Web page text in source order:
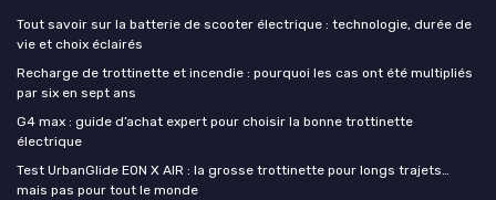
Tout savoir sur la batterie de scooter électrique : technologie, durée de
vie et choix éclairés
Recharge de trottinette et incendie : pourquoi les cas ont été multipliés
par six en sept ans
G4 max : guide d’achat expert pour choisir la bonne trottinette
électrique
Test UrbanGlide EON X AIR : la grosse trottinette pour longs trajets…
mais pas pour tout le monde